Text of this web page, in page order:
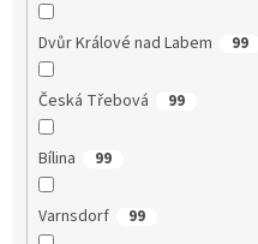
Dvůr Králové nad Labem 99
Česká Třebová 99
Bílina 99
Varnsdorf 99